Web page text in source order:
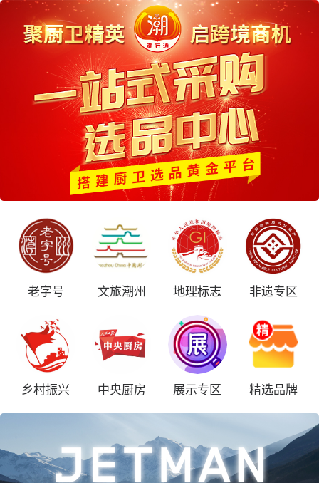
老字号 文旅潮州 地理标志 非遗专区
乡村振兴 中央厨房 展示专区 精选品牌